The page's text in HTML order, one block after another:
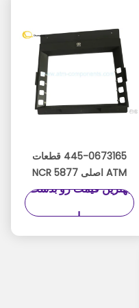
445-0673165 قطعات
ATM اصلی NCR 5877
CRT FDK Assy FDK
Assembly 4450673165
بهترین قیمت رو بدست
بیار